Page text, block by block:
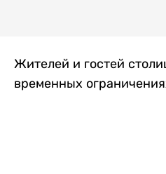
Жителей и гостей
временных